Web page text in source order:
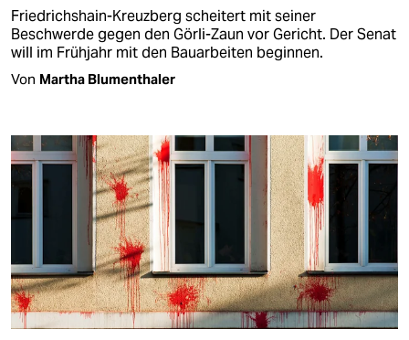
Friedrichshain-Kreuzberg scheitert mit seiner
Beschwerde gegen den Görli-Zaun vor Gericht. Der Senat
will im Frühjahr mit den Bauarbeiten beginnen.
Von Martha Blumenthaler